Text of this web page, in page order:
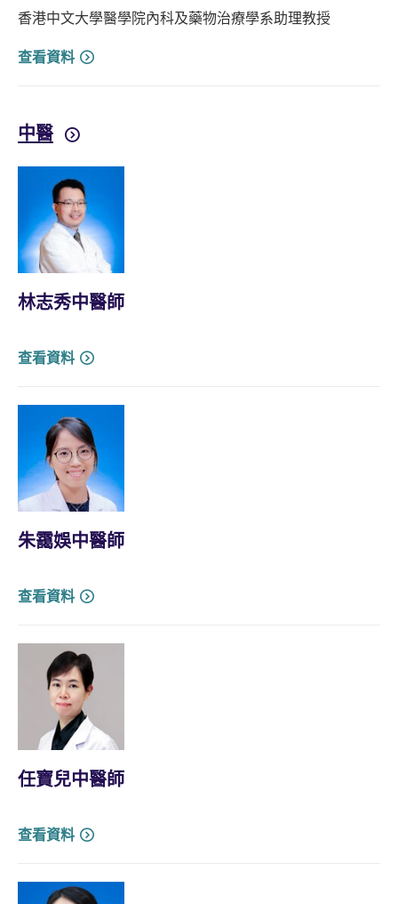
香港中文大學醫學院內科及藥物治療學系助理教授
查看資料
中醫
林志秀中醫師
查看資料
朱靄娛中醫師
查看資料
任寶兒中醫師
查看資料